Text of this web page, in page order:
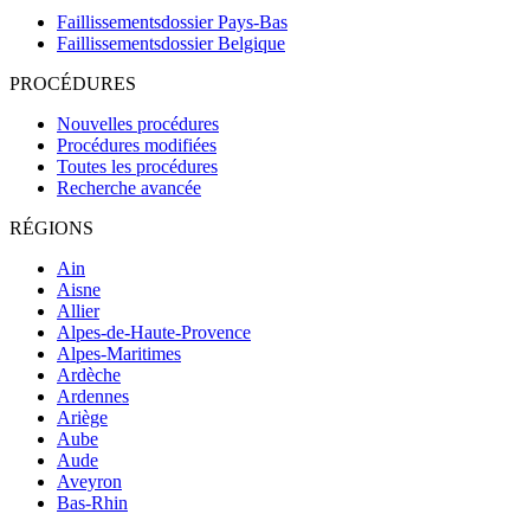
Faillissementsdossier Pays-Bas
Faillissementsdossier Belgique
PROCÉDURES
Nouvelles procédures
Procédures modifiées
Toutes les procédures
Recherche avancée
RÉGIONS
Ain
Aisne
Allier
Alpes-de-Haute-Provence
Alpes-Maritimes
Ardèche
Ardennes
Ariège
Aube
Aude
Aveyron
Bas-Rhin